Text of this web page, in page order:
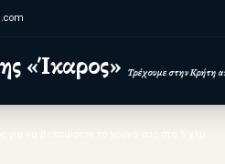
«Ίκαρος» Τρέχουμε στην Κρήτη